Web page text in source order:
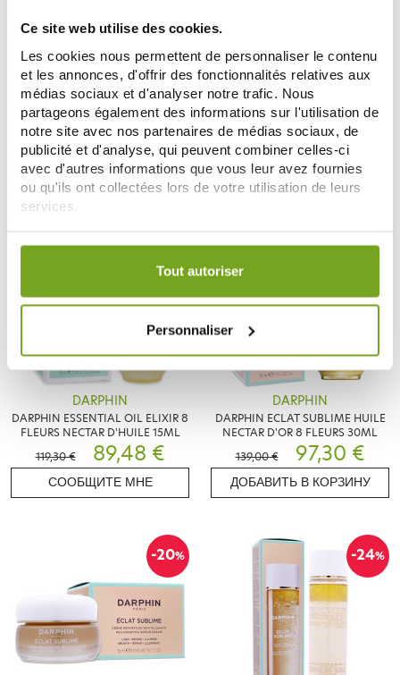
Ce site web utilise des cookies.
Les cookies nous permettent de personnaliser le contenu
et les annonces, d'offrir des fonctionnalités relatives aux
médias sociaux et d'analyser notre trafic. Nous
partageons également des informations sur l'utilisation de
notre site avec nos partenaires de médias sociaux, de
publicité et d'analyse, qui peuvent combiner celles-ci
avec d'autres informations que vous leur avez fournies
ou qu'ils ont collectées lors de votre utilisation de leurs
services.
Votre choix de consentement est conservé pendant une
Tout autoriser
Personnaliser
DARPHIN
DARPHIN ECLAT SUBLIME
BOOSTER VITALITE 60 CAPSULES
86,90 €
69,52 €
ДОБАВИТЬ В КОРЗИНУ
DARPHIN
DARPHIN PREDERMINE CREME
RICHE ANTI-RIDES 50ML
109,90 €
87,92 €
ДОБАВИТЬ В КОРЗИНУ
DARPHIN
DARPHIN ESSENTIAL OIL ELIXIR 8
FLEURS NECTAR D'HUILE 15ML
119,30 €
89,48 €
СООБЩИТЕ МНЕ
DARPHIN
DARPHIN ECLAT SUBLIME HUILE
NECTAR D'OR 8 FLEURS 30ML
139,00 €
97,30 €
ДОБАВИТЬ В КОРЗИНУ
-20% -24%